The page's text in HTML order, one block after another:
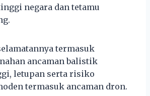
negara dan tetamu
termasuk
ancaman balistik
letupan serta risiko
termasuk ancaman dron.